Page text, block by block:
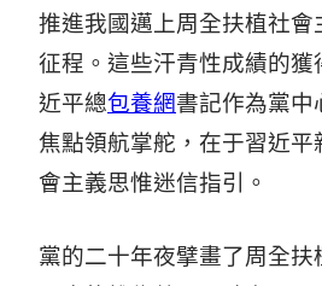
推進我國邁上周全扶植社
征程。這些汗青性成績的獲
近平總包養網書記作為黨
焦點領航掌舵，在于習近
會主義思惟迷信指引。
黨的二十年夜擘畫了周全